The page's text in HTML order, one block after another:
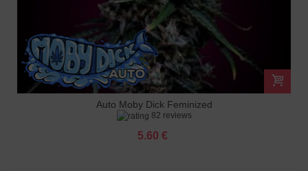
Auto Moby Dick Feminized
82 reviews
5.60 €